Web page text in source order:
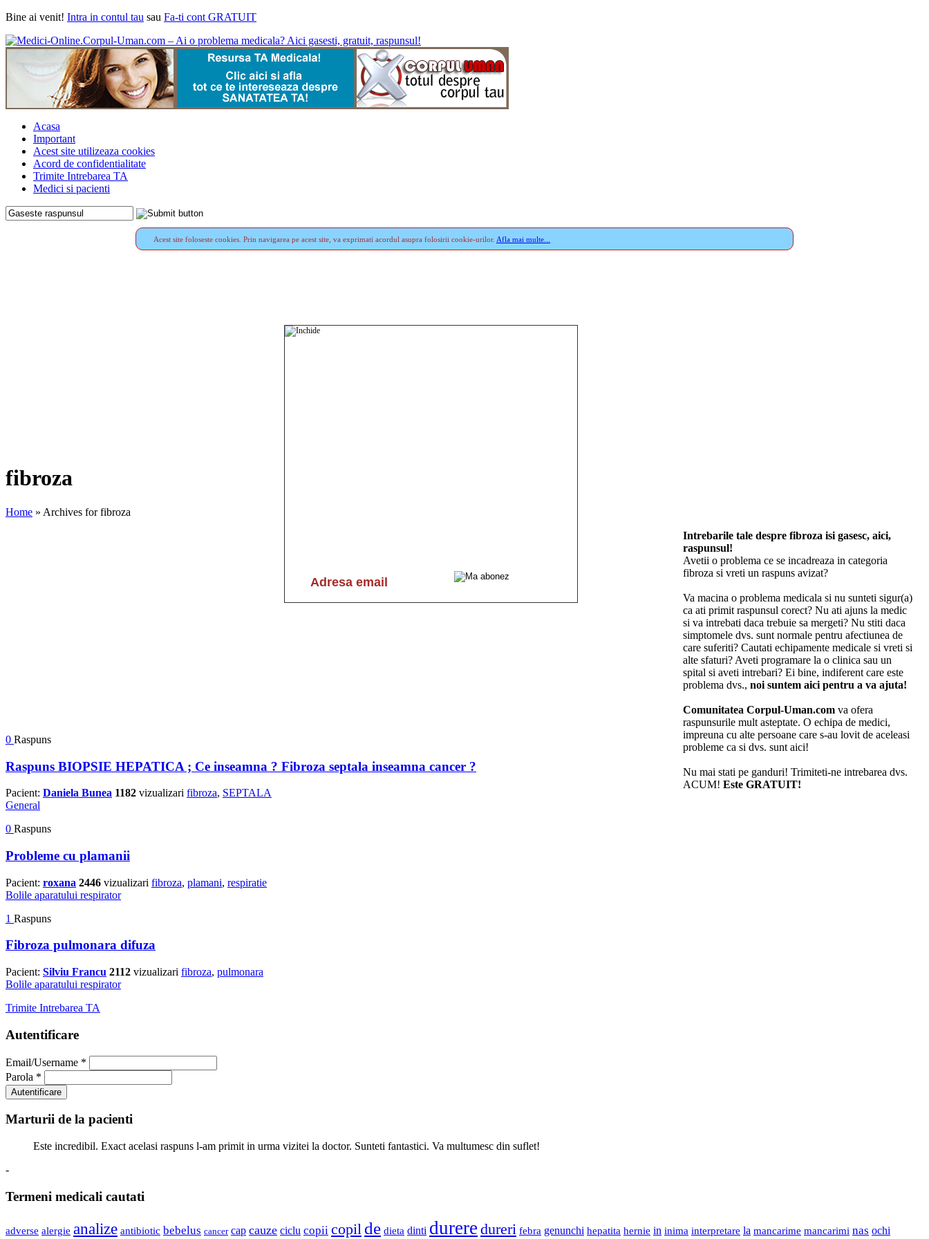
Bine ai venit! Intra in contul tau sau Fa-ti cont GRATUIT
Acasa
Important
Acest site utilizeaza cookies
Acord de confidentialitate
Trimite Intrebarea TA
Medici si pacienti
Acest site foloseste cookies. Prin navigarea pe acest site, va exprimati acordul asupra folosirii cookie-urilor. Afla mai multe...
fibroza
Home » Archives for fibroza
Intrebarile tale despre fibroza isi gasesc, aici,
raspunsul!
Avetii o problema ce se incadreaza in categoria
fibroza si vreti un raspuns avizat?
Va macina o problema medicala si nu sunteti sigur(a)
ca ati primit raspunsul corect? Nu ati ajuns la medic
si va intrebati daca trebuie sa mergeti? Nu stiti daca
simptomele dvs. sunt normale pentru afectiunea de
care suferiti? Cautati echipamente medicale si vreti si
alte sfaturi? Aveti programare la o clinica sau un
spital si aveti intrebari? Ei bine, indiferent care este
problema dvs., noi suntem aici pentru a va ajuta!
Comunitatea Corpul-Uman.comva ofera
raspunsurile mult asteptate. O echipa de medici,
impreuna cu alte persoane care s-au lovit de aceleasi
probleme ca si dvs. sunt aici!
Nu mai stati pe ganduri! Trimiteti-ne intrebarea dvs.
ACUM! Este GRATUIT!
0 Raspuns
Raspuns BIOPSIE HEPATICA ; Ce inseamna ? Fibroza septala inseamna cancer ?
Pacient: Daniela Bunea 1182 vizualizari fibroza, SEPTALA
General
0 Raspuns
Probleme cu plamanii
Pacient: roxana 2446 vizualizari fibroza, plamani, respiratie
Bolile aparatului respirator
1 Raspuns
Fibroza pulmonara difuza
Pacient: Silviu Francu 2112 vizualizari fibroza, pulmonara
Bolile aparatului respirator
Trimite Intrebarea TA
Autentificare
Email/Username *
Parola *
Marturii de la pacienti
Este incredibil. Exact acelasi raspuns l-am primit in urma vizitei la doctor. Sunteti fantastici. Va multumesc din suflet!
-
Termeni medicali cautati
adverse alergie analize antibiotic bebelus cancer cap cauze ciclu copii copil de dieta dinti durere dureri febra genunchi hepatita hernie in inima interpretare la mancarime mancarimi nas ochi